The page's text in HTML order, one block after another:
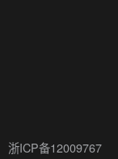
浙ICP备12009767